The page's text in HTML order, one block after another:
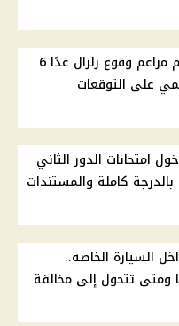
البحوث الفلكية تحسم مزاعم وقوع زلزال غدًا 6
على التوقعات
امتحانات الدور الثاني
بالدرجة كاملة والمستندات
السيارة الخاصة..
ومتى تتحول إلى مخالفة